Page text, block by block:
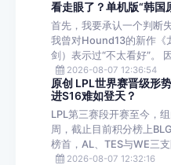
看走眼了？单机版“韩国
首先，我要承认一个判断
我曾对Hound13的新作《
剑）表示过“不太看好”。
2026-08-07 12:36:54
原创 LPL世界赛晋级形
进S16难如登天？
LPL第三赛段开赛至今，
周，截止目前积分榜上
榜首，AL、TES与WE三
2026-08-07 12:32:16